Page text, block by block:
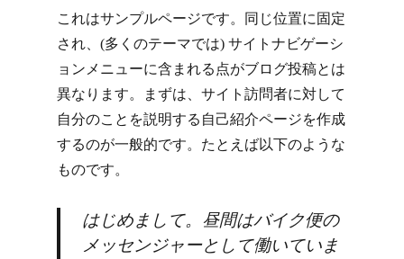
これはサンプルページです。同じ位置に固定
され、(多くのテーマでは) サイトナビゲーシ
ョンメニューに含まれる点がブログ投稿とは
異なります。まずは、サイト訪問者に対して
自分のことを説明する自己紹介ページを作成
するのが一般的です。たとえば以下のような
ものです。
はじめまして。昼間はバイク便の
メッセンジャーとして働いていま